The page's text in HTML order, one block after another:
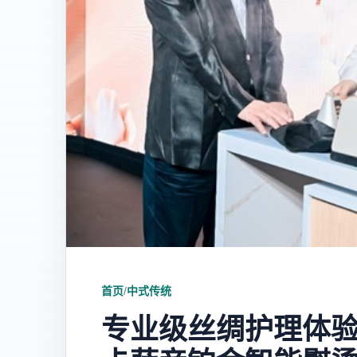
首页/中式传统
专业级丝绸护理体